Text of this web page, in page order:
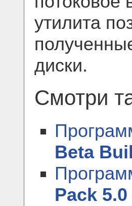
утилита
диски.
Смотри
Beta
Pack